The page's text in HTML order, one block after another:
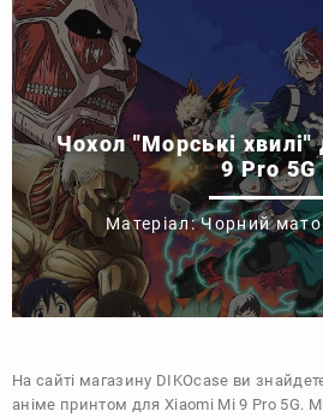
Чохол "Морські
9 Pro 5G
Матеріал: Чорний
На сайті магазину DIKOcase ви
аніме принтом для Xiaomi Mi 9 Pro 5G.